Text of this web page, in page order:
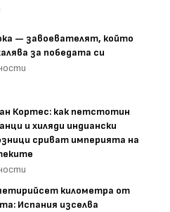
— завоевателят, който
за победата си
Кортес: как петстотин
и хиляди индиански
сриват империята на
километра от
Испания изселва